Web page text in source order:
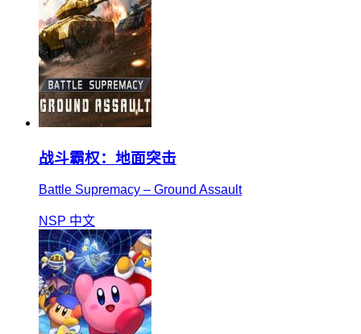
战斗霸权：地面突击
Battle Supremacy – Ground Assault
NSP 中文